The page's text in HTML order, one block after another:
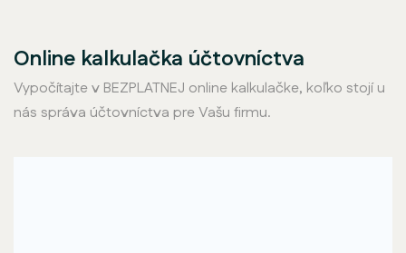
Online kalkulačka účtovníctva
Vypočítajte v BEZPLATNEJ online kalkulačke, koľko stojí u
nás správa účtovníctva pre Vašu firmu.